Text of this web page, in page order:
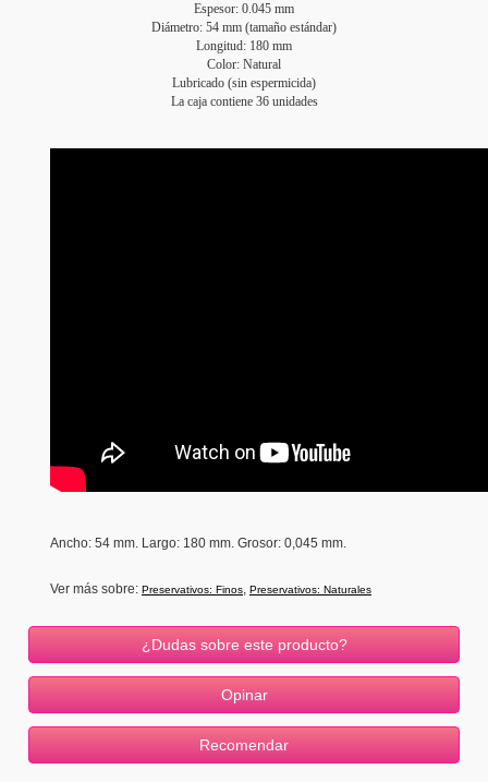
Espesor: 0.045 mm
Diámetro: 54 mm (tamaño estándar)
Longitud: 180 mm
Color: Natural
Lubricado (sin espermicida)
La caja contiene 36 unidades
Ancho: 54 mm. Largo: 180 mm. Grosor: 0,045 mm.
Ver más sobre: Preservativos: Finos, Preservativos: Naturales
¿Dudas sobre este producto?